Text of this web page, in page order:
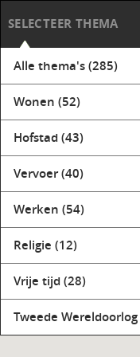
SELECTEER THEMA
Alle thema's(285)
Wonen (52)
Hofstad (43)
Vervoer(40)
Werken (54)
Religie (12)
Vrije tijd (28)
Tweede Wereldoorlog